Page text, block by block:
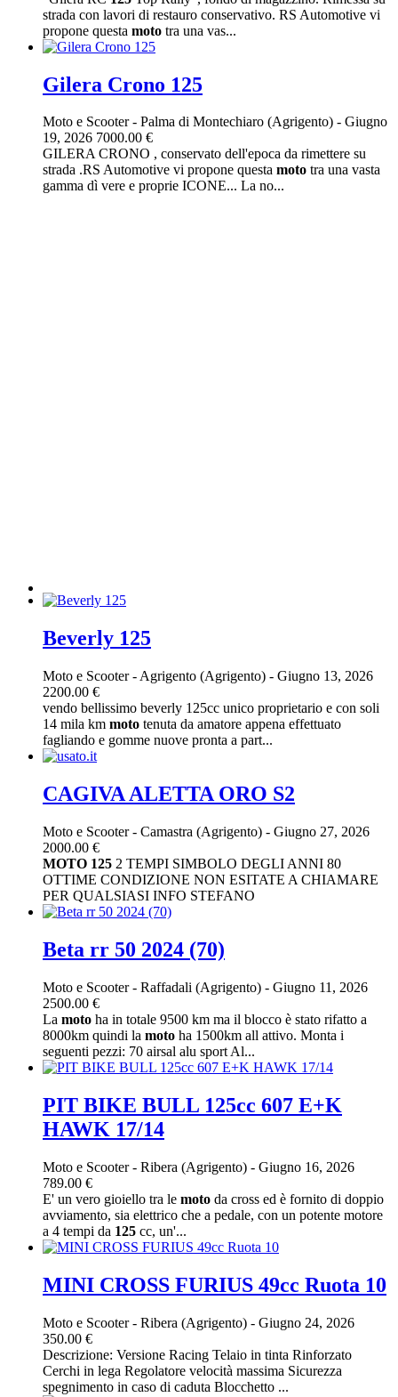
strada con lavori di restauro conservativo. RS Automotive vi
propone questa moto tra una vas...
Gilera Crono 125
Moto e Scooter- Palma di Montechiaro (Agrigento) - Giugno
19, 2026 7000.00 €
GILERA CRONO , conservato dell'epoca da rimettere su
strada .RS Automotive vi propone questa moto tra una vasta
gamma dì vere e proprie ICONE... La no...
Beverly 125
Moto e Scooter- Agrigento (Agrigento) - Giugno 13, 2026
2200.00 €
vendo bellissimo beverly 125cc unico proprietario e con soli
14 mila km moto tenuta da amatore appena effettuato
fagliando e gomme nuove pronta a part...
CAGIVA ALETTA ORO S2
Moto e Scooter- Camastra (Agrigento) - Giugno 27, 2026
2000.00 €
MOTO 125 2 TEMPI SIMBOLO DEGLI ANNI 80
OTTIME CONDIZIONE NON ESITATE A CHIAMARE
PER QUALSIASI INFO STEFANO
Beta rr 50 2024 (70)
Moto e Scooter- Raffadali (Agrigento) - Giugno 11, 2026
2500.00 €
La moto ha in totale 9500 km ma il blocco è stato rifatto a
8000km quindi la moto ha 1500km all attivo. Monta i
seguenti pezzi: 70 airsal alu sport Al...
PIT BIKE BULL 125cc 607 E+K
HAWK 17/14
Moto e Scooter- Ribera (Agrigento) - Giugno 16, 2026
789.00 €
E' un vero gioiello tra le moto da cross ed è fornito di doppio
avviamento, sia elettrico che a pedale, con un potente motore
a 4 tempi da 125 cc, un'...
MINI CROSS FURIUS 49cc Ruota 10
Moto e Scooter- Ribera (Agrigento) - Giugno 24, 2026
350.00 €
Descrizione: Versione Racing Telaio in tinta Rinforzato
Cerchi in lega Regolatore velocità massima Sicurezza
spegnimento in caso di caduta Blocchetto ...